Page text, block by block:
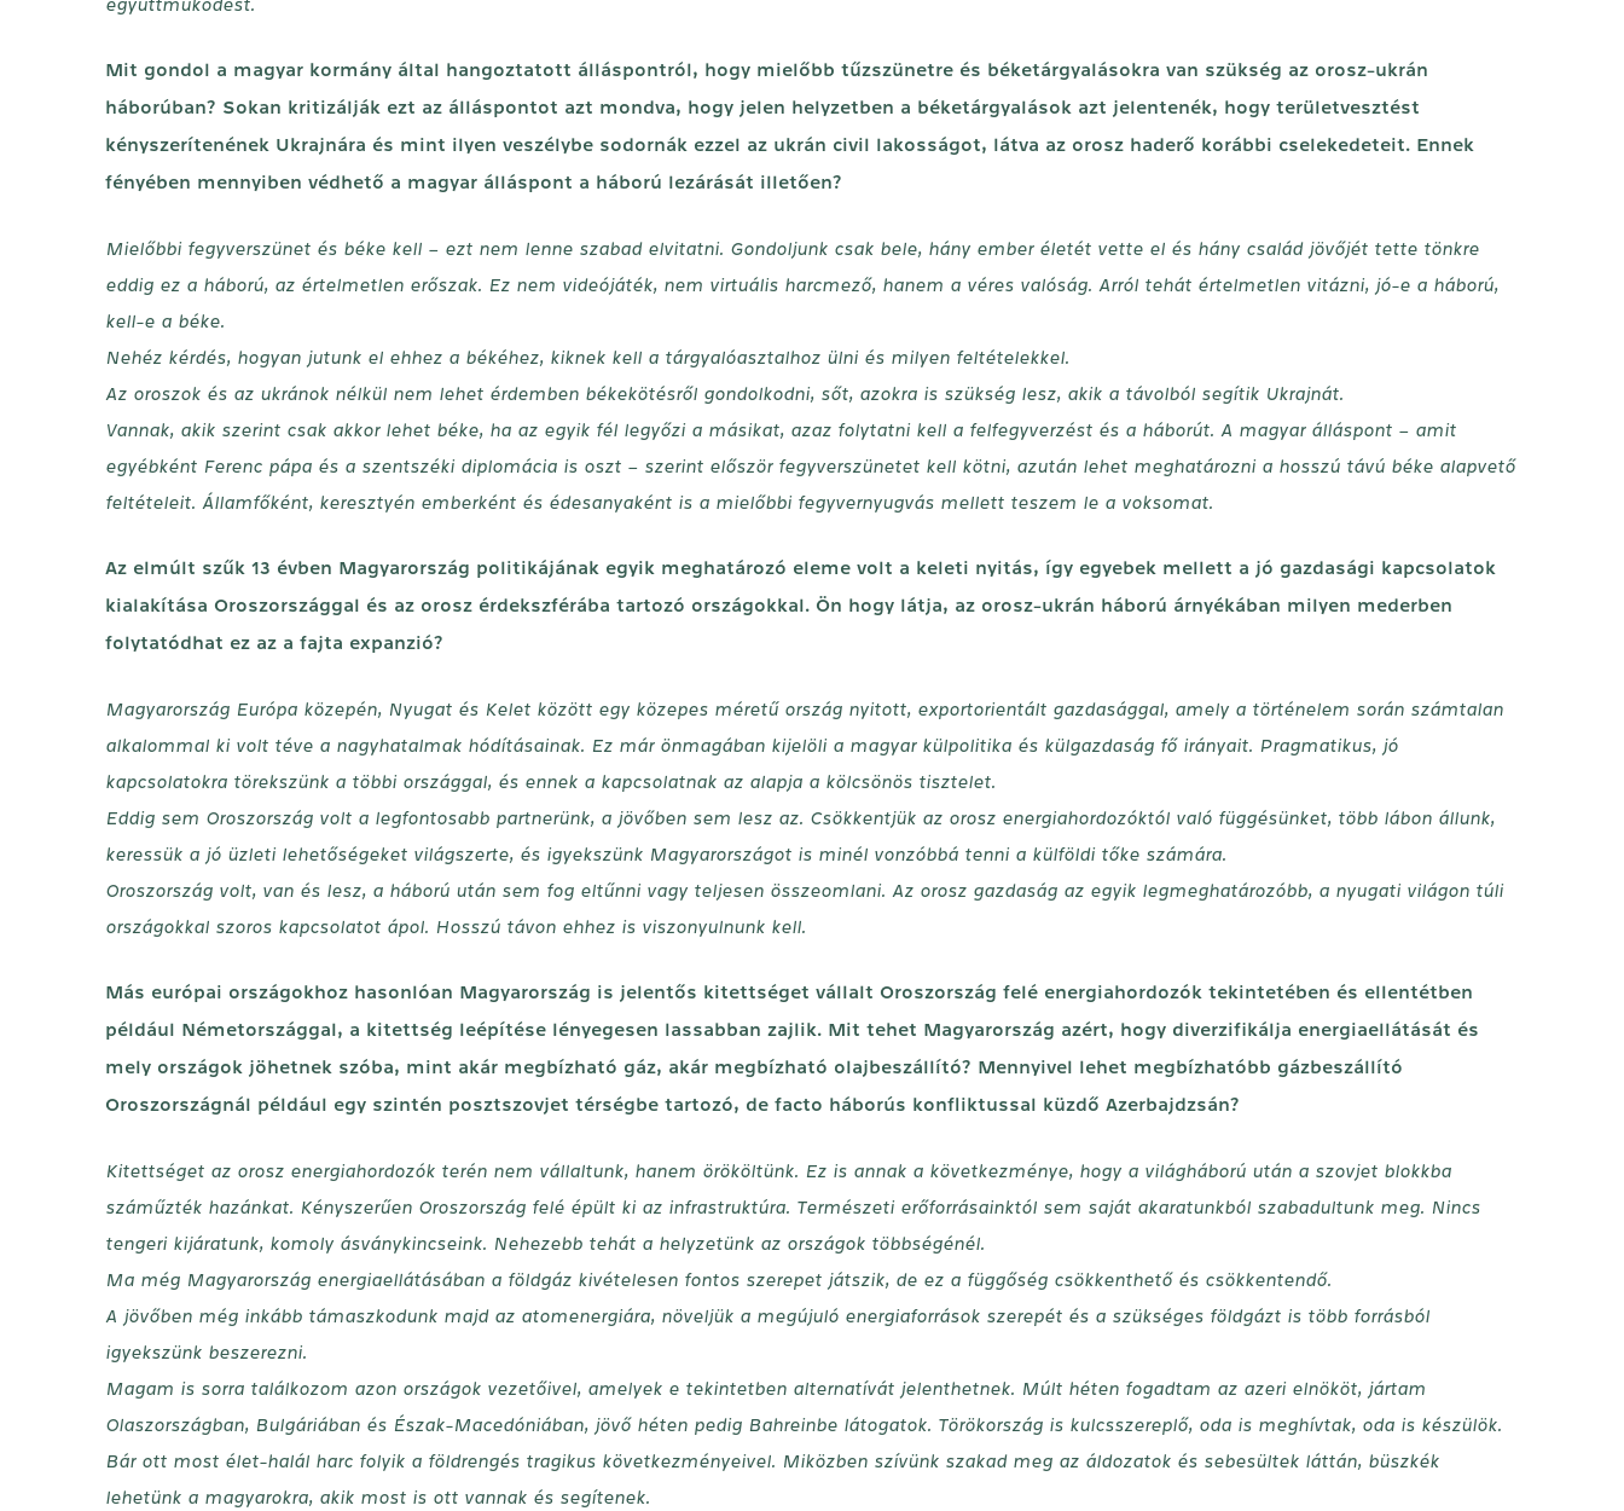
együttműködést.
Mit gondol a magyar kormány által hangoztatott álláspontról, hogy mielőbb tűzszünetre és béketárgyalásokra van szükség az orosz-ukrán
háborúban? Sokan kritizálják ezt az álláspontot azt mondva, hogy jelen helyzetben a béketárgyalások azt jelentenék, hogy területvesztést
kényszerítenének Ukrajnára és mint ilyen veszélybe sodornák ezzel az ukrán civil lakosságot, látva az orosz haderő korábbi cselekedeteit. Ennek
fényében mennyiben védhető a magyar álláspont a háború lezárását illetően?
Mielőbbi fegyverszünet és béke kell – ezt nem lenne szabad elvitatni. Gondoljunk csak bele, hány ember életét vette el és hány család jövőjét tette tönkre
eddig ez a háború, az értelmetlen erőszak. Ez nem videójáték, nem virtuális harcmező, hanem a véres valóság. Arról tehát értelmetlen vitázni, jó-e a háború,
kell-e a béke.
Nehéz kérdés, hogyan jutunk el ehhez a békéhez, kiknek kell a tárgyalóasztalhoz ülni és milyen feltételekkel.
Az oroszok és az ukránok nélkül nem lehet érdemben békekötésről gondolkodni, sőt, azokra is szükség lesz, akik a távolból segítik Ukrajnát.
Vannak, akik szerint csak akkor lehet béke, ha az egyik fél legyőzi a másikat, azaz folytatni kell a felfegyverzést és a háborút. A magyar álláspont – amit
egyébként Ferenc pápa és a szentszéki diplomácia is oszt – szerint először fegyverszünetet kell kötni, azután lehet meghatározni a hosszú távú béke alapvető
feltételeit. Államfőként, keresztyén emberként és édesanyaként is a mielőbbi fegyvernyugvás mellett teszem le a voksomat.
Az elmúlt szűk 13 évben Magyarország politikájának egyik meghatározó eleme volt a keleti nyitás, így egyebek mellett a jó gazdasági kapcsolatok
kialakítása Oroszországgal és az orosz érdekszférába tartozó országokkal. Ön hogy látja, az orosz-ukrán háború árnyékában milyen mederben
folytatódhat ez az a fajta expanzió?
Magyarország Európa közepén, Nyugat és Kelet között egy közepes méretű ország nyitott, exportorientált gazdasággal, amely a történelem során számtalan
alkalommal ki volt téve a nagyhatalmak hódításainak. Ez már önmagában kijelöli a magyar külpolitika és külgazdaság fő irányait. Pragmatikus, jó
kapcsolatokra törekszünk a többi országgal, és ennek a kapcsolatnak az alapja a kölcsönös tisztelet.
Eddig sem Oroszország volt a legfontosabb partnerünk, a jövőben sem lesz az. Csökkentjük az orosz energiahordozóktól való függésünket, több lábon állunk,
keressük a jó üzleti lehetőségeket világszerte, és igyekszünk Magyarországot is minél vonzóbbá tenni a külföldi tőke számára.
Oroszország volt, van és lesz, a háború után sem fog eltűnni vagy teljesen összeomlani. Az orosz gazdaság az egyik legmeghatározóbb, a nyugati világon túli
országokkal szoros kapcsolatot ápol. Hosszú távon ehhez is viszonyulnunk kell.
Más európai országokhoz hasonlóan Magyarország is jelentős kitettséget vállalt Oroszország felé energiahordozók tekintetében és ellentétben
például Németországgal, a kitettség leépítése lényegesen lassabban zajlik. Mit tehet Magyarország azért, hogy diverzifikálja energiaellátását és
mely országok jöhetnek szóba, mint akár megbízható gáz, akár megbízható olajbeszállító? Mennyivel lehet megbízhatóbb gázbeszállító
Oroszországnál például egy szintén posztszovjet térségbe tartozó, de facto háborús konfliktussal küzdő Azerbajdzsán?
Kitettséget az orosz energiahordozók terén nem vállaltunk, hanem örököltünk. Ez is annak a következménye, hogy a világháború után a szovjet blokkba
száműzték hazánkat. Kényszerűen Oroszország felé épült ki az infrastruktúra. Természeti erőforrásainktól sem saját akaratunkból szabadultunk meg. Nincs
tengeri kijáratunk, komoly ásványkincseink. Nehezebb tehát a helyzetünk az országok többségénél.
Ma még Magyarország energiaellátásában a földgáz kivételesen fontos szerepet játszik, de ez a függőség csökkenthető és csökkentendő.
A jövőben még inkább támaszkodunk majd az atomenergiára, növeljük a megújuló energiaforrások szerepét és a szükséges földgázt is több forrásból
igyekszünk beszerezni.
Magam is sorra találkozom azon országok vezetőivel, amelyek e tekintetben alternatívát jelenthetnek. Múlt héten fogadtam az azeri elnököt, jártam
Olaszországban, Bulgáriában és Észak-Macedóniában, jövő héten pedig Bahreinbe látogatok. Törökország is kulcsszereplő, oda is meghívtak, oda is készülök.
Bár ott most élet-halál harc folyik a földrengés tragikus következményeivel. Miközben szívünk szakad meg az áldozatok és sebesültek láttán, büszkék
lehetünk a magyarokra, akik most is ott vannak és segítenek.